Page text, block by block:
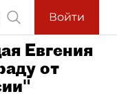
Войти
Евгения
от